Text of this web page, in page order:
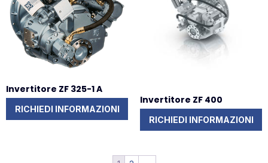
Invertitore ZF 325-1 A
RICHIEDI INFORMAZIONI
Invertitore ZF 400
RICHIEDI INFORMAZIONI